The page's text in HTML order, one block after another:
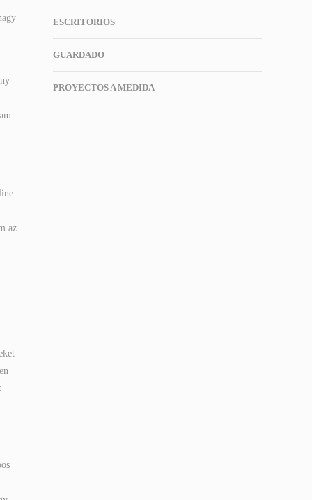
az
ESCRITORIOS
GUARDADO
PROYECTOS A MEDIDA